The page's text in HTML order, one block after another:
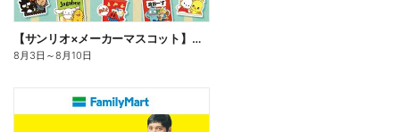
【サンリオ×メーカーマスコット】オリジナルグッズ貰える!
8月3日 ～8月10日